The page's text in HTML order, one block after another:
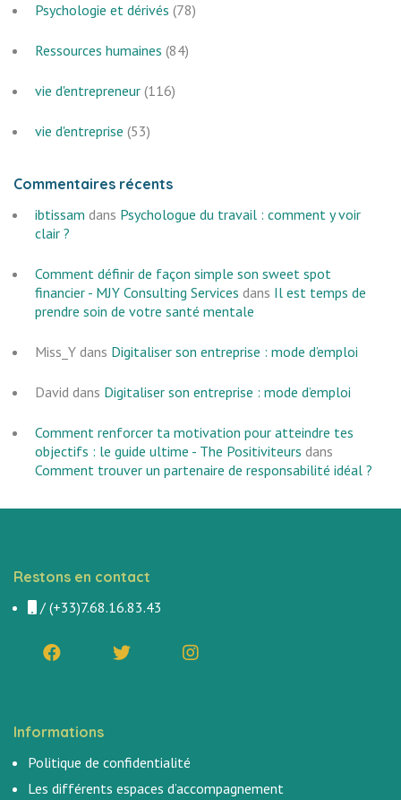
Psychologie et dérivés (78)
Ressources humaines (84)
vie d'entrepreneur (116)
vie d'entreprise (53)
Commentaires récents
ibtissam dans Psychologue du travail : comment y voir
clair ?
Comment définir de façon simple son sweet spot
financier - MJY Consulting Services dans Il est temps de
prendre soin de votre santé mentale
Miss_Y dans Digitaliser son entreprise : mode d’emploi
David dans Digitaliser son entreprise : mode d’emploi
Comment renforcer ta motivation pour atteindre tes
objectifs : le guide ultime - The Positiviteurs dans
Comment trouver un partenaire de responsabilité idéal ?
Restons en contact
/ (+33)7.68.16.83.43
Informations
Politique de confidentialité
Les différents espaces d’accompagnement